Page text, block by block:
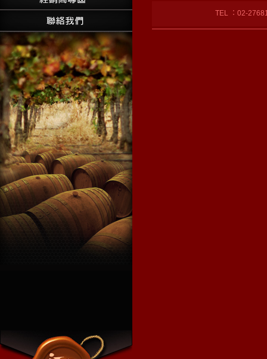
TEL ：02-